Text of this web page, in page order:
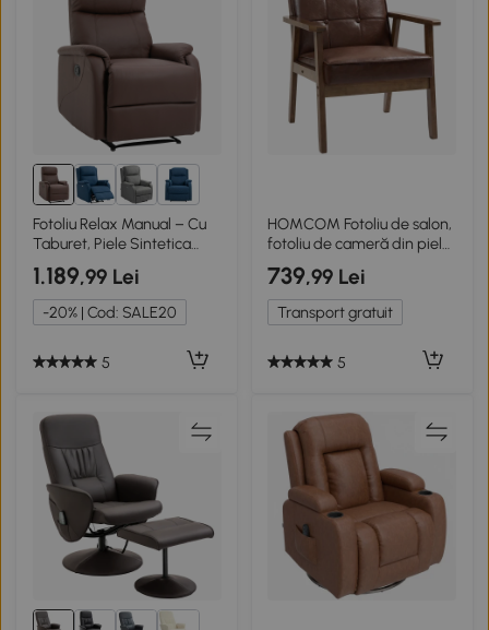
1+
Fotoliu Relax Manual – Cu
Taburet, Piele Sintetica
Maro
1.189,99 Lei
-20% | Cod: SALE20
5
HOMCOM Fotoliu de salon,
fotoliu de cameră din piele
sintetică, spătar capitonat,
picioare din lemn masiv,
64x66x80cm, maro
739,99 Lei
Transport gratuit
5